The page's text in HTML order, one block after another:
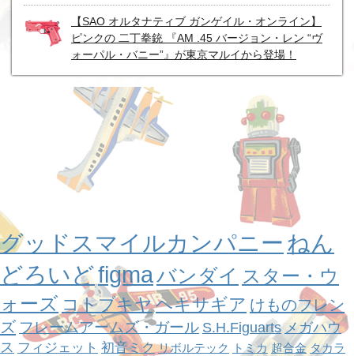
【SAO オルタナティブ ガンゲイル・オンライン】
ピンクの 二丁拳銃 『AM .45 バージョン・レン “ヴ
ォーパル・バニー”』が東京マルイから登場！
グッドスマイルカンパニー ねん
どろいどfigmaバンダイ スター・ウ
ォーズ コトブキヤヘキサギア けものフレン
ズ フレームアームズ・ガール S.H.Figuarts メガハウ
ス フィジェット 初音ミク リボルテック トミカ 超合金 タカラ